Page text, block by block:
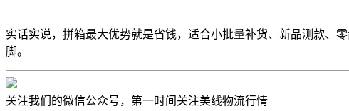
实话实说，拼箱最大优势就是省钱，适合小批量补货、新品测款、
脚。
关注我们的微信公众号，第一时间关注美线物流行情